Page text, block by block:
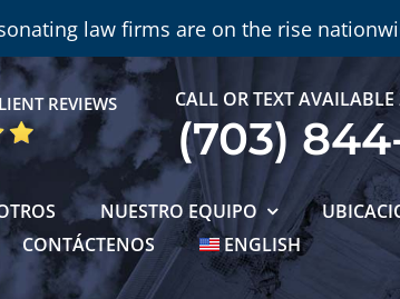
law firms are on the rise
REVIEWS CALL OR TEXT
(703)
NUESTRO EQUIPO
CONTÁCTENOS
ENGLISH